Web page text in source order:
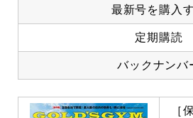
最新号を購入
定期購読
バックナンバ
［